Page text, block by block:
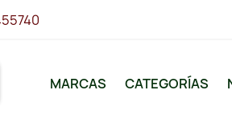
MARCAS CATEGORÍAS